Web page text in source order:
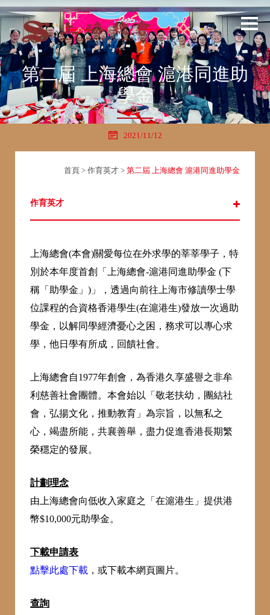
第二屆 上海總會 滬港同進助
學金
2021/11/12
首頁 > 作育英才 > 第二屆 上海總會 滬港同進助學金
作育英才
上海總會(本會)關愛每位在外求學的莘莘學子，特
別於本年度首創「上海總會-滬港同進助學金 (下
稱「助學金」)」，透過向前往上海市修讀學士學
位課程的合資格香港學生(在滬港生)發放一次過助
學金，以解同學經濟憂心之困，務求可以專心求
學，他日學有所成，回饋社會。
上海總會自1977年創會，為香港久享盛譽之非牟
利慈善社會團體。本會始以「敬老扶幼，團結社
會，弘揚文化，推動教育」為宗旨，以無私之
心，竭盡所能，共襄善舉，盡力促進香港長期繁
榮穩定的發展。
計劃理念
由上海總會向低收入家庭之「在滬港生」提供港
幣$10,000元助學金。
下載申請表
點擊此處下載 ，或下載本網頁圖片。
查詢